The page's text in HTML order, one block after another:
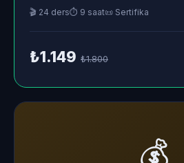
🎬 24 ders⏱ 9 saat📜 Sertifika
₺1.149 ₺1.800
💰